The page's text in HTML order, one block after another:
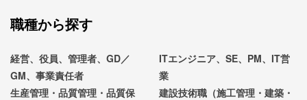
職種から探す
経営、役員、管理者、GD／
GM、事業責任者
ITエンジニア、SE、PM、IT営
業
生産管理・品質管理・品質保
建設技術職（施工管理・建築・